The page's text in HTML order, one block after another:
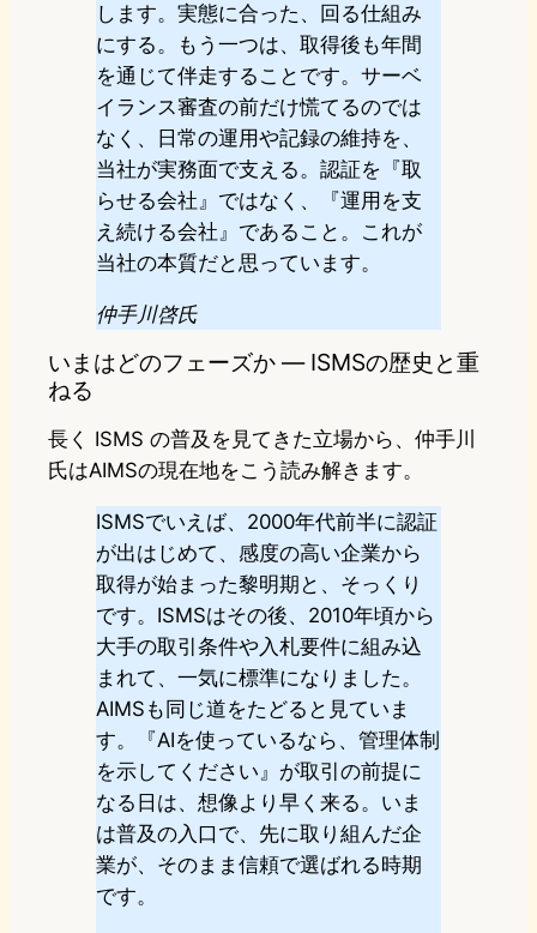
します。実態に合った、回る仕組み
にする。もう一つは、取得後も年間
を通じて伴走することです。サーベ
イランス審査の前だけ慌てるのでは
なく、日常の運用や記録の維持を、
当社が実務面で支える。認証を『取
らせる会社』ではなく、『運用を支
え続ける会社』であること。これが
当社の本質だと思っています。
仲手川啓氏
いまはどのフェーズか ― ISMSの歴史と重
ねる
長く ISMS の普及を見てきた立場から、仲手川
氏はAIMSの現在地をこう読み解きます。
ISMSでいえば、2000年代前半に認証
が出はじめて、感度の高い企業から
取得が始まった黎明期と、そっくり
です。ISMSはその後、2010年頃から
大手の取引条件や入札要件に組み込
まれて、一気に標準になりました。
AIMSも同じ道をたどると見ていま
す。『AIを使っているなら、管理体制
を示してください』が取引の前提に
なる日は、想像より早く来る。いま
は普及の入口で、先に取り組んだ企
業が、そのまま信頼で選ばれる時期
です。